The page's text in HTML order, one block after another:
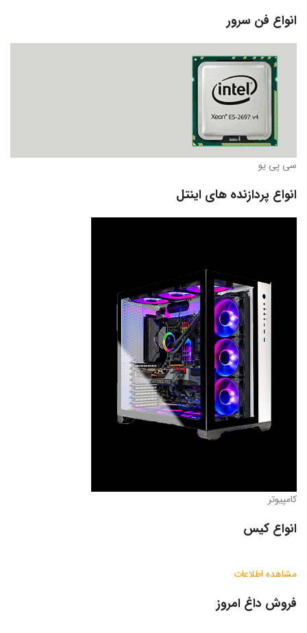
انواع فن سرور
سی پی یو
انواع پردازنده های اینتل
کامپیوتر
انواع کیس
مشاهده اطلاعات
فروش داغ امروز